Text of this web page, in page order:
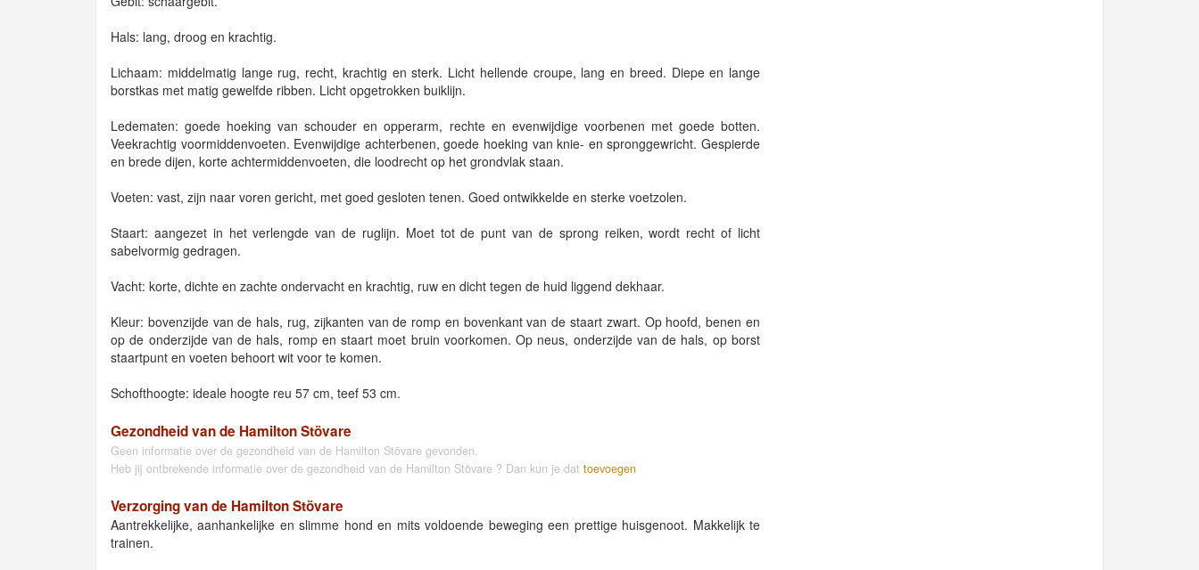
Hals: lang, droog en krachtig.
Lichaam: middelmatig lange rug, recht, krachtig en sterk. Licht hellende croupe, lang en breed. Diepe en lange
borstkas met matig gewelfde ribben. Licht opgetrokken buiklijn.
Ledematen: goede hoeking van schouder en opperarm, rechte en evenwijdige voorbenen met goede botten.
Veekrachtig voormiddenvoeten. Evenwijdige achterbenen, goede hoeking van knie- en spronggewricht. Gespierde
en brede dijen, korte achtermiddenvoeten, die loodrecht op het grondvlak staan.
Voeten: vast, zijn naar voren gericht, met goed gesloten tenen. Goed ontwikkelde en sterke voetzolen.
Staart: aangezet in het verlengde van de ruglijn. Moet tot de punt van de sprong reiken, wordt recht of licht
sabelvormig gedragen.
Vacht: korte, dichte en zachte ondervacht en krachtig, ruw en dicht tegen de huid liggend dekhaar.
Kleur: bovenzijde van de hals, rug, zijkanten van de romp en bovenkant van de staart zwart. Op hoofd, benen en
op de onderzijde van de hals, romp en staart moet bruin voorkomen. Op neus, onderzijde van de hals, op borst
staartpunt en voeten behoort wit voor te komen.
Schofthoogte: ideale hoogte reu 57 cm, teef 53 cm.
Gezondheid van de Hamilton Stövare
Geen informatie over de gezondheid van de Hamilton Stövare gevonden.
Heb jij ontbrekende informatie over de gezondheid van de Hamilton Stövare ? Dan kun je dat toevoegen
Verzorging van de Hamilton Stövare
Aantrekkelijke, aanhankelijke en slimme hond en mits voldoende beweging een prettige huisgenoot. Makkelijk te
trainen.